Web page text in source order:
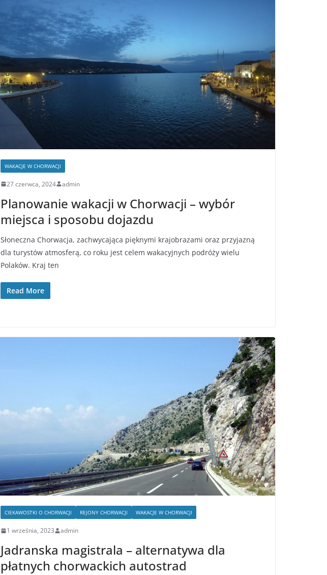
WAKACJE W CHORWACJI
27 czerwca, 2024 admin
Planowanie wakacji w Chorwacji – wybór
miejsca i sposobu dojazdu
Słoneczna Chorwacja, zachwycająca pięknymi krajobrazami oraz przyjazną
dla turystów atmosferą, co roku jest celem wakacyjnych podróży wielu
Polaków. Kraj ten
Read More
CIEKAWOSTKI O CHORWACJI REJONY CHORWACJI WAKACJE W CHORWACJI
1 września, 2023 admin
Jadranska magistrala – alternatywa dla
płatnych chorwackich autostrad